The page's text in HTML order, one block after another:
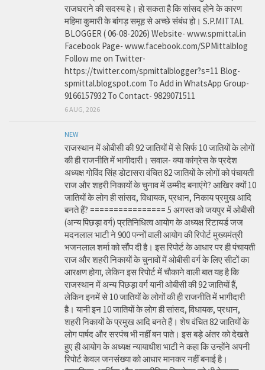
राजघराने की सदस्य हे। हो सकता है कि सांसद होने के कारण
महिमा कुमारी के बांगड़ समूह से अच्छे संबंध हो। S.P.MITTAL
BLOGGER ( 06-08-2026) Website- www.spmittal.in
Facebook Page- www.facebook.com/SPMittalblog
Follow me on Twitter-
https://twitter.com/spmittalblogger?s=11 Blog-
spmittal.blogspot.com To Add in WhatsApp Group-
9166157932 To Contact- 9829071511
6 AUG, 2026
NEW
राजस्थान में ओबीसी की 92 जातियों में से सिर्फ 10 जातियों के लोगों
की ही राजनीति में भागीदारी। सवाल- क्या कांग्रेस के प्रदेश
अध्यक्ष गोविंद सिंह डोटासरा वंचित 82 जातियों के लोगों को पंचायती
राज और शहरी निकायों के चुनाव में उम्मीद बनाएंगे? आखिर क्यों 10
जातियों के लोग ही सांसद, विधायक, प्रधान, निकाय प्रमुख आदि
बनते हैं? ================ 5 अगस्त को जयपुर में ओबीसी
(अन्य पिछड़ा वर्ग) प्रतिनिधित्व आयोग के अध्यक्ष रिटायर्ड जज
मदनलाल भाटी ने 900 पन्नों वाली आयोग की रिपोर्ट मुख्यमंत्री
भजनलाल शर्मा को सौंप दी है। इस रिपोर्ट के आधार पर ही पंचायती
राज और शहरी निकायों के चुनावों में ओबीसी वर्ग के लिए सीटों का
आरक्षण होगा, लेकिन इस रिपोर्ट में चौकाने वाली बात यह है कि
राजस्थान में अन्य पिछड़ा वर्ग यानी ओबीसी की 92 जातियों हैं,
लेकिन इनमें से 10 जातियों के लोगों की ही राजनीति में भागीदारी
है। यानी इन 10 जातियों के लोग ही सांसद, विधायक, प्रधान,
शहरी निकायों के प्रमुख आदि बनते हैं। शेष वंचित 82 जातियों के
लोग पार्षद और सरपंच भी नहीं बन पाते। इस बड़े अंतर को देखते
हुए ही आयोग के अध्यक्ष न्यायाधीश भाटी ने कहा कि उन्होंने अपनी
रिपोर्ट केवल जनसंख्या को आधार मानकर नहीं बनाई है।